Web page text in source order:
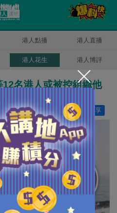
港人點播 港人直播
港人花生 港人博評
12名港人或被控組織他
判終身監禁
分享
讚好 45